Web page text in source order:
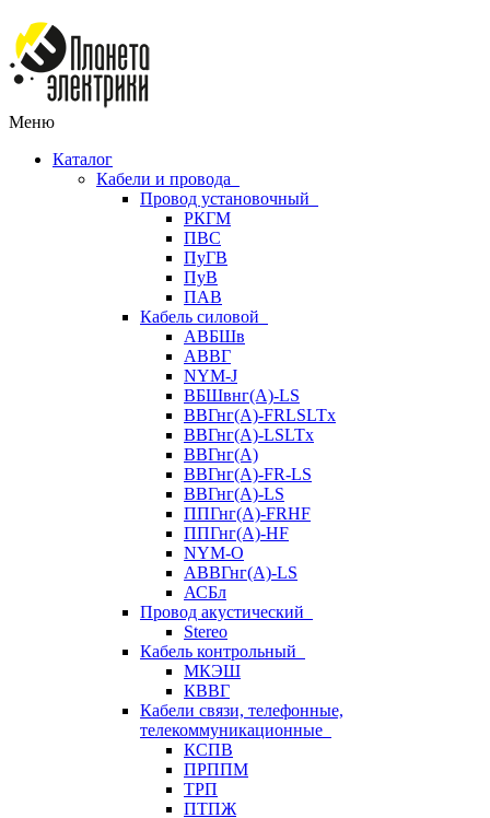
Меню
Каталог
Кабели и провода
Провод установочный
РКГМ
ПВС
ПуГВ
ПуВ
ПАВ
Кабель силовой
АВБШв
АВВГ
NYM-J
ВБШвнг(А)-LS
ВВГнг(A)-FRLSLTx
ВВГнг(A)-LSLTx
ВВГнг(А)
ВВГнг(А)-FR-LS
ВВГнг(А)-LS
ППГнг(А)-FRHF
ППГнг(А)-HF
NYM-O
АВВГнг(А)-LS
АСБл
Провод акустический
Stereo
Кабель контрольный
МКЭШ
КВВГ
Кабели связи, телефонные,
телекоммуникационные
КСПВ
ПРППМ
ТРП
ПТПЖ